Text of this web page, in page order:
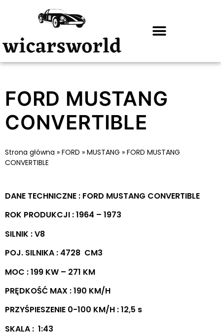
FORD MUSTANG
CONVERTIBLE
Strona główna » FORD » MUSTANG » FORD MUSTANG
CONVERTIBLE
DANE TECHNICZNE : FORD MUSTANG CONVERTIBLE
ROK PRODUKCJI : 1964 – 1973
SILNIK : V8
POJ. SILNIKA : 4728 CM3
MOC : 199 KW – 271 KM
PRĘDKOŚĆ MAX : 190 KM/H
PRZYŚPIESZENIE 0-100 KM/H : 12,5 s
SKALA : 1:43